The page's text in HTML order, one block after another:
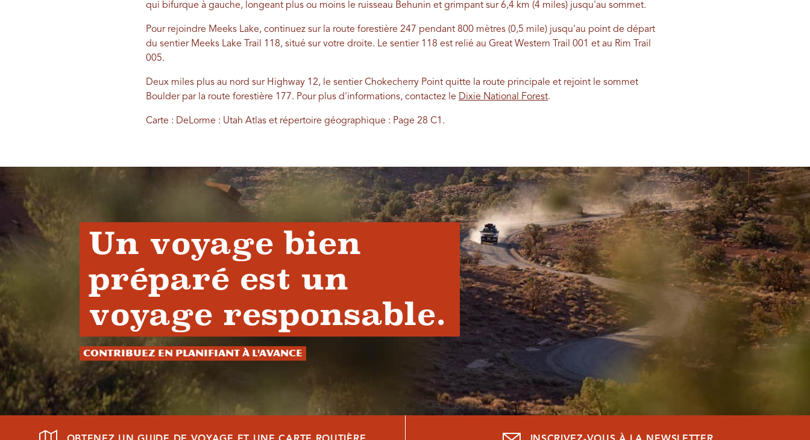
qui bifurque à gauche, longeant plus ou moins le ruisseau Behunin et grimpant sur 6,4 km (4 miles) jusqu'au sommet.
Pour rejoindre Meeks Lake, continuez sur la route forestière 247 pendant 800 mètres (0,5 mile) jusqu'au point de départ
du sentier Meeks Lake Trail 118, situé sur votre droite. Le sentier 118 est relié au Great Western Trail 001 et au Rim Trail
005.
Deux miles plus au nord sur Highway 12, le sentier Chokecherry Point quitte la route principale et rejoint le sommet
Boulder par la route forestière 177. Pour plus d'informations, contactez le Dixie National Forest.
Carte : DeLorme : Utah Atlas et répertoire géographique : Page 28 C1.
Un voyage bien
préparé est un
voyage responsable.
Contribuez en planifiant à l'avance